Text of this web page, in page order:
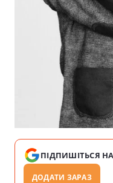
ПІДПИШІТЬСЯ НА
ДОДАТИ ЗАРАЗ